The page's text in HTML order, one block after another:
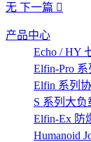
无 下一篇
产品中心
Echo / HY
Elfin-Pro
Elfin 系列
S 系列大负
Elfin-Ex 防
Humanoid